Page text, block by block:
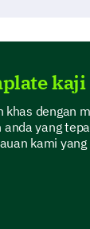
dengan
yang
kami yang